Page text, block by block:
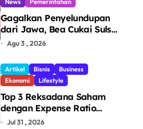
News
Pemerintahan
Gagalkan Penyelundupan
dari Jawa, Bea Cukai Sulsel
Sita 7,8 Juta Batang Rokok
di Makassar
Agu 3 , 2026
Artikel Bisnis
Business
Ekonomi
Lifestyle
Top 3 Reksadana Saham
dengan Expense Ratio
Terendah
Jul 31 , 2026